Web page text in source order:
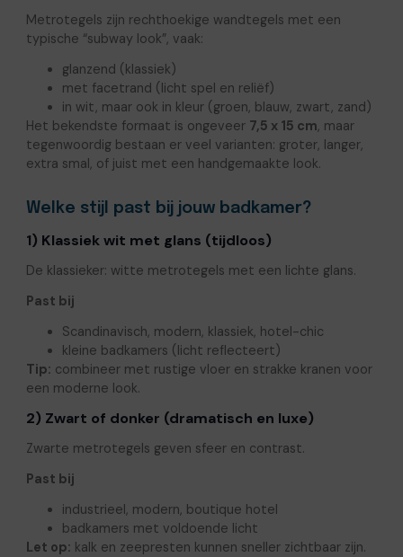
Metrotegels zijn rechthoekige wandtegels met een
typische “subway look”, vaak:
glanzend (klassiek)
met facetrand (licht spel en reliëf)
in wit, maar ook in kleur (groen, blauw, zwart, zand)
Het bekendste formaat is ongeveer 7,5 x 15 cm, maar
tegenwoordig bestaan er veel varianten: groter, langer,
extra smal, of juist met een handgemaakte look.
Welke stijl past bij jouw badkamer?
1) Klassiek wit met glans (tijdloos)
De klassieker: witte metrotegels met een lichte glans.
Past bij
Scandinavisch, modern, klassiek, hotel-chic
kleine badkamers (licht reflecteert)
Tip: combineer met rustige vloer en strakke kranen voor
een moderne look.
2) Zwart of donker (dramatisch en luxe)
Zwarte metrotegels geven sfeer en contrast.
Past bij
industrieel, modern, boutique hotel
badkamers met voldoende licht
Let op: kalk en zeepresten kunnen sneller zichtbaar zijn.